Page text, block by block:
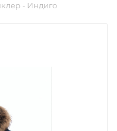
- Индиго